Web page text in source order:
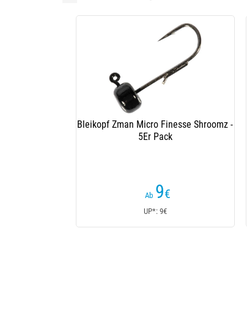
Bleikopf Zman Micro Finesse Shroomz -
5Er Pack
Ab 9€
UP*: 9€